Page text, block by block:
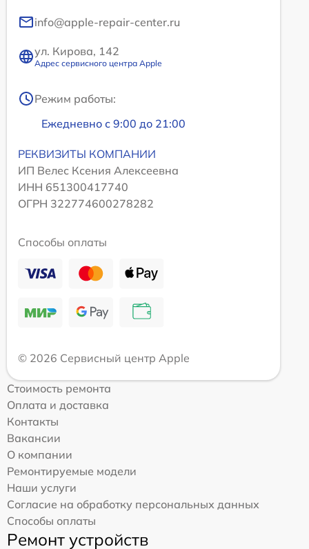
info@apple-repair-center.ru
ул. Кирова, 142
Адрес сервисного центра Apple
Режим работы:
Ежедневно с 9:00 до 21:00
РЕКВИЗИТЫ КОМПАНИИ
ИП Велес Ксения Алексеевна
ИНН 651300417740
ОГРН 322774600278282
Способы оплаты
© 2026 Сервисный центр Apple
Стоимость ремонта
Оплата и доставка
Контакты
Вакансии
О компании
Ремонтируемые модели
Наши услуги
Согласие на обработку персональных данных
Способы оплаты
Ремонт устройств